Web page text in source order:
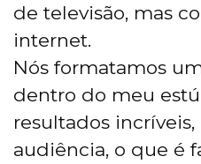
de televisão, mas
internet.
Nós formatamos
dentro do meu
resultados
audiência, o que é